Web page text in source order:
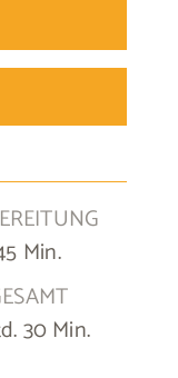
Minuten
Min.
30Minuten
Min.